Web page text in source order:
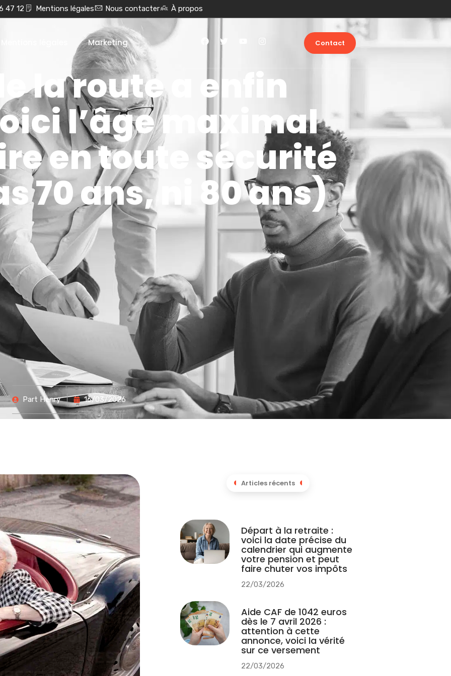
47 12 Mentions légales Nous contacter À propos
Marketing Contact
la route a enfin
l’âge maximal
en toute sécurité
70 ans, ni 80 ans)
Part Henry 16/03/2026
Articles récents
Départ à la retraite :
voici la date précise du
calendrier qui augmente
votre pension et peut
faire chuter vos impôts
22/03/2026
Aide CAF de 1042 euros
dès le 7 avril 2026 :
attention à cette
annonce, voici la vérité
sur ce versement
22/03/2026